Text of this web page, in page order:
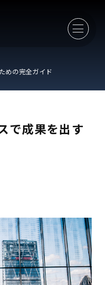
めの完全ガイド
で成果を出す